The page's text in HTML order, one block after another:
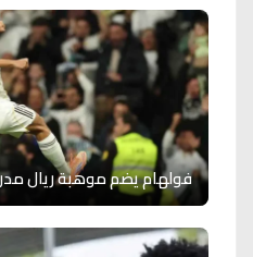
فولهام يضم موهبة ريال مدريد مقابل